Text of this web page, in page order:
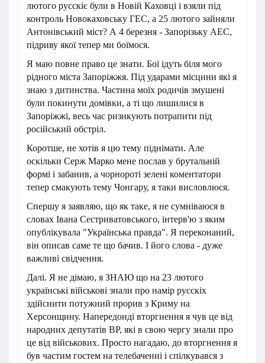
лютого русскіє були в Новій Каховці і взяли під
контроль Новокаховську ГЕС, а 25 лютого зайняли
Антонівський міст? А 4 березня - Запорізьку АЕС,
підриву якої тепер ми боїмося.
Я маю повне право це знати. Бої ідуть біля мого
рідного міста Запоріжжя. Під ударами місцини які я
знаю з дитинства. Частина моїх родичів змушені
були покинути домівки, а ті що лишилися в
Запоріжжі, весь час ризикують потрапити під
російський обстріл.
Коротше, не хотів я цю тему піднімати. Але
оскільки Серж Марко мене послав у брутальній
формі і забанив, а чорнороті зелені коментатори
тепер смакують тему Чонгару, я таки висловлюся.
Спершу я заявляю, що як таке, я не сумніваюся в
словах Івана Сестриватовського, інтерв'ю з яким
опублікувала "Українська правда". Я переконаний,
він описав саме те що бачив. І його слова - дуже
важливі свідчення.
Далі. Я не дімаю, я ЗНАЮ що на 23 лютого
українські військові знали про намір русскіх
здійснити потужний прорив з Криму на
Херсонщину. Напередонді вторгнення я чув це від
народних депутатів ВР, які в свою чергу знали про
це від військових. Просто нагадаю, до вторгнення я
був частим гостем на телебаченні і спілкувався з